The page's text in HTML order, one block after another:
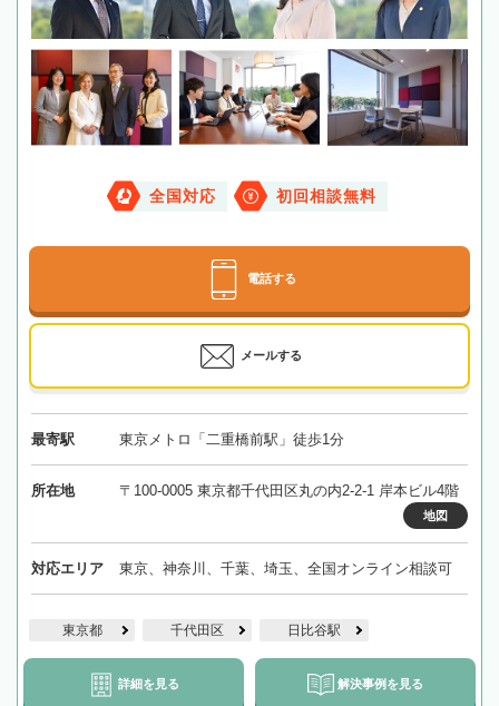
全国対応 初回相談無料
電話する
メールする
最寄駅 東京メトロ「二重橋前駅」徒歩1分
所在地 〒100-0005 東京都千代田区丸の内2-2-1 岸本ビル4階
地図
対応エリア 東京、神奈川、千葉、埼玉、全国オンライン相談可
東京都 千代田区 日比谷駅
詳細を見る 解決事例を見る